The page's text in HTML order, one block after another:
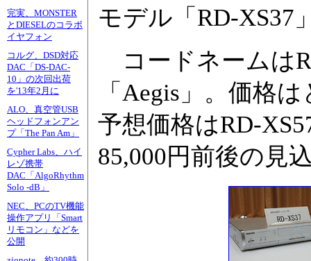
完実、MONSTER
とDIESELのコラボ
イヤフォン
コルグ、DSD対応
DAC「DS-DAC-
10」の次回出荷
を'13年2月に
ALO、真空管USB
ヘッドフォンアン
プ「The Pan Am」
Cypher Labs、ハイ
レゾ携帯
DAC「AlgoRhythm
Solo -dB」
NEC、PCのTV機能
操作アプリ「Smart
リモコン」などを
公開
モデル「RD-XS37
コードネームは
「Aegis」。価格
予想価格はRD-
85,000円前後の見